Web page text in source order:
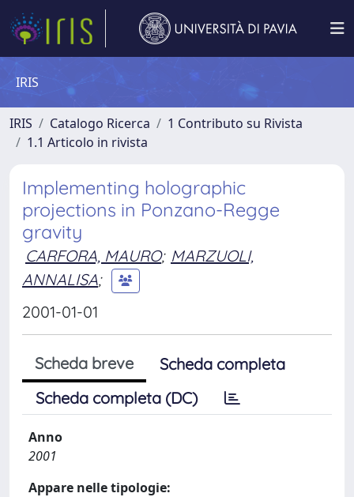
IRIS
IRIS Catalogo Ricerca
1 Contributo su Rivista
1.1 Articolo in rivista
Implementing holographic
projections in Ponzano-Regge
gravity
CARFORA, MAURO; MARZUOLI,
ANNALISA;
2001-01-01
Scheda breve
Scheda completa
Scheda completa (DC)
Anno
2001
Appare nelle tipologie: